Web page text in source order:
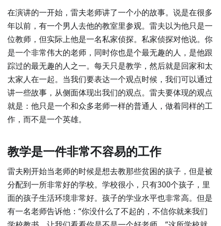
在演讲的一开始，雷夫老师讲了一个小的故事。说是在很多
年以前，有一个男人去他的教室里参观。雷夫以为他只是一
位教师，但实际上他是一名私家侦探。私家侦探对他说。你
是一个非常伟大的老师，同时你也是个最无趣的人，是他跟
踪过的最无趣的人之一。每天只是教学，然后就是回家和太
太家人在一起。当我们要表达一个观点时候，我们可以通过
讲一些故事，从侧面体现出我们的观点。雷夫要体现的观点
就是：他只是一个和众多老师一样的普通人，做着同样的工
作，而不是一个英雄。
教学是一件非常不容易的工作
雷夫刚开始当老师的时候是想去教那些贫困的孩子，但是被
分配到一所非常好的学校。学校很小，只有300个孩子，里
面的孩子生活环境非常好。孩子的学业水平也非常高。但是
有一名老师告诉他：“你没什么了不起的，不信你就来我们